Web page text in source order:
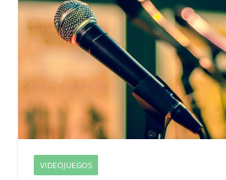
VIDEOJUEGOS